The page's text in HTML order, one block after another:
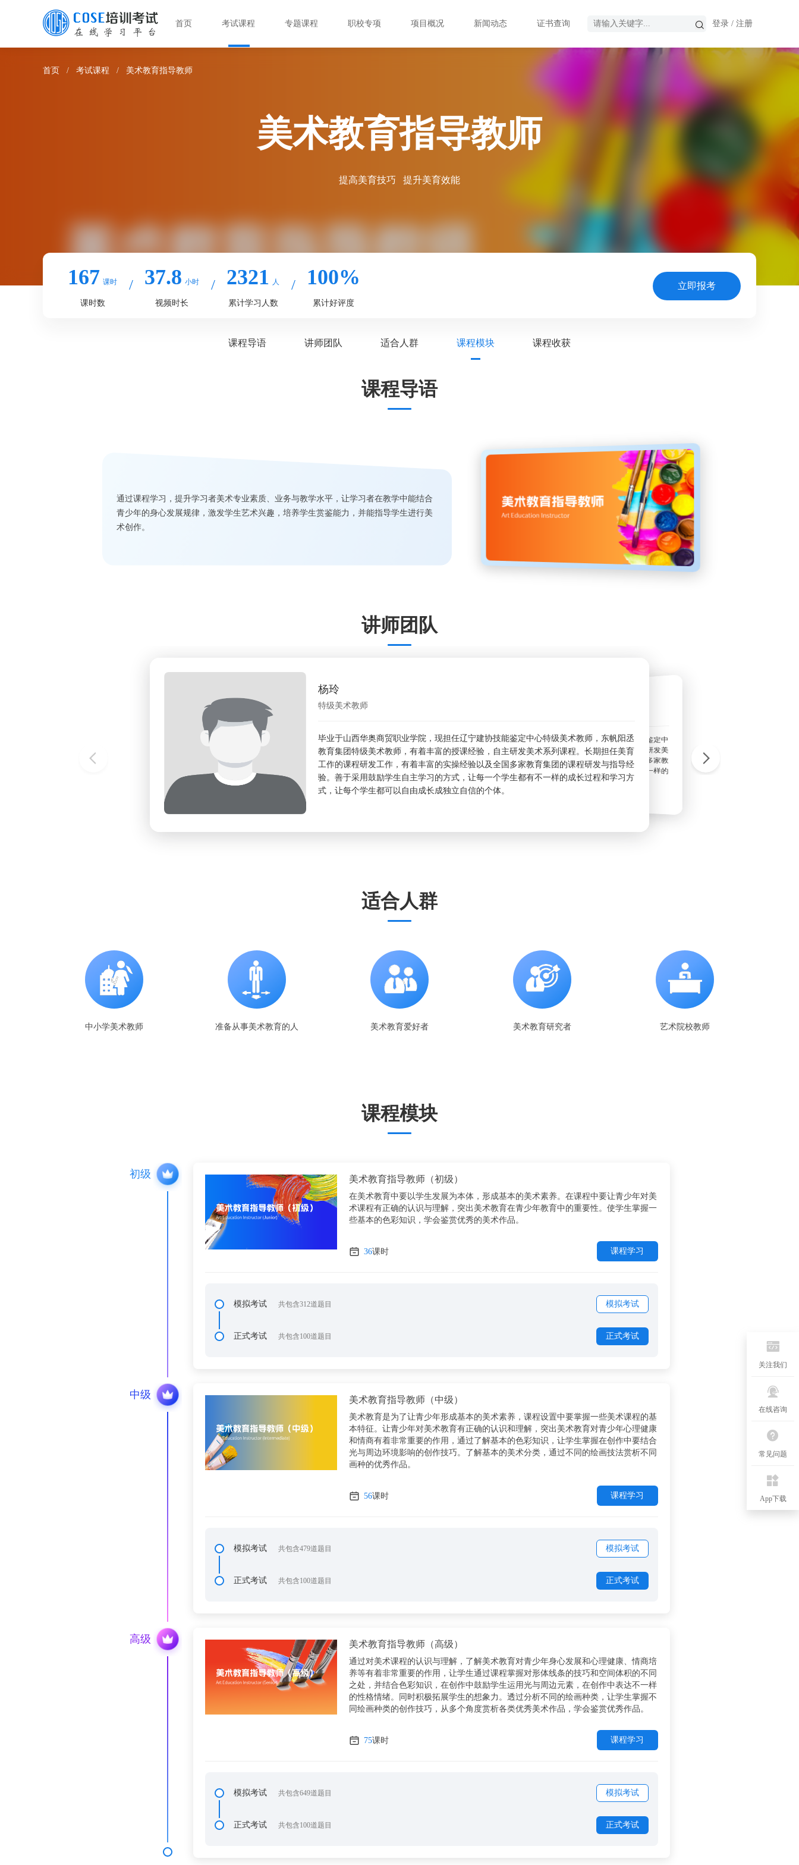
首页 考试课程 专题课程 职校专项 项目概况 新闻动态 证书查询 登录 / 注册
首页 / 考试课程 / 美术教育指导教师
美术教育指导教师
提高美育技巧 提升美育效能
167 课时
课时数
37.8 小时
视频时长
2321 人
累计学习人数
100%
累计好评度
立即报考
课程导语 讲师团队 适合人群 课程模块 课程收获
课程导语
通过课程学习，提升学习者美术专业素质、业务与教学水平，让学习者在教学中能结合
青少年的身心发展规律，激发学生艺术兴趣，培养学生赏鉴能力，并能指导学生进行美
术创作。
讲师团队
杨玲
特级美术教师
毕业于山西华奥商贸职业学院，现担任辽宁建协技能鉴定中心特级美术教师，东帆阳丞
教育集团特级美术教师，有着丰富的授课经验，自主研发美术系列课程。长期担任美育
工作的课程研发工作，有着丰富的实操经验以及全国多家教育集团的课程研发与指导经
验。善于采用鼓励学生自主学习的方式，让每一个学生都有不一样的成长过程和学习方
式，让每个学生都可以自由成长成独立自信的个体。
毕业于天津商业大学油画系，2016年创办艺束光美术画院，后担任辽宁建协技能鉴定中
心特级美术教师，东帆阳丞教育集团特级美术教师，有着丰富的授课经验，自主研发美
术系列课程。长期担任美育工作的课程研发工作，有着丰富的实操经验以及全国多家教
育集团的课程研发与指导经验。善于采用激励教学的方式，让每一个学生都有不一样的
成长过程，启迪他们的智慧，让学生有一个有趣智慧的人生。
适合人群
中小学美术教师 准备从事美术教育的人 美术教育爱好者 美术教育研究者 艺术院校教师
课程模块
初级 美术教育指导教师（初级）
在美术教育中要以学生发展为本体，形成基本的美术素养。在课程中要让青少年对美
术课程有正确的认识与理解，突出美术教育在青少年教育中的重要性。使学生掌握一
些基本的色彩知识，学会鉴赏优秀的美术作品。
36课时 课程学习
模拟考试 共包含312道题目 模拟考试
正式考试 共包含100道题目 正式考试
中级 美术教育指导教师（中级）
美术教育是为了让青少年形成基本的美术素养，课程设置中要掌握一些美术课程的基
本特征。让青少年对美术教育有正确的认识和理解，突出美术教育对青少年心理健康
和情商有着非常重要的作用，通过了解基本的色彩知识，让学生掌握在创作中要结合
光与周边环境影响的创作技巧。了解基本的美术分类，通过不同的绘画技法赏析不同
画种的优秀作品。
56课时 课程学习
模拟考试 共包含479道题目 模拟考试
正式考试 共包含100道题目 正式考试
高级 美术教育指导教师（高级）
通过对美术课程的认识与理解，了解美术教育对青少年身心发展和心理健康、情商培
养等有着非常重要的作用，让学生通过课程掌握对形体线条的技巧和空间体积的不同
之处，并结合色彩知识，在创作中鼓励学生运用光与周边元素，在创作中表达不一样
的性格情绪。同时积极拓展学生的想象力。透过分析不同的绘画种类，让学生掌握不
同绘画种类的创作技巧，从多个角度赏析各类优秀美术作品，学会鉴赏优秀作品。
75课时 课程学习
模拟考试 共包含649道题目 模拟考试
正式考试 共包含100道题目 正式考试
关注我们
在线咨询
常见问题
App下载